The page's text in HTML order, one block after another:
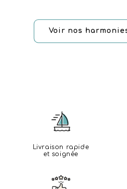
Voir nos
Livraison rapide
et soignée